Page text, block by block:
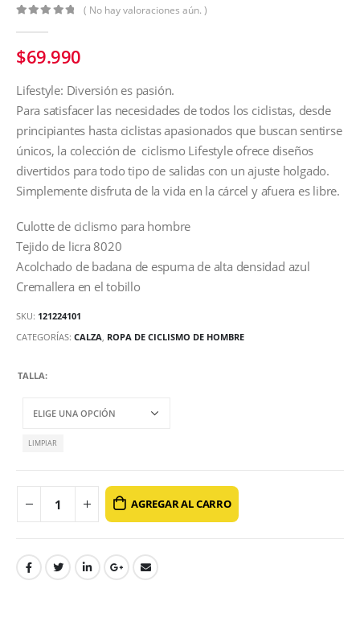
( No hay valoraciones aún. )
$69.990
Lifestyle: Diversión es pasión.
Para satisfacer las necesidades de todos los ciclistas, desde
principiantes hasta ciclistas apasionados que buscan sentirse
únicos, la colección de ciclismo Lifestyle ofrece diseños
divertidos para todo tipo de salidas con un ajuste holgado.
Simplemente disfruta de la vida en la cárcel y afuera es libre.
Culotte de ciclismo para hombre
Tejido de licra 8020
Acolchado de badana de espuma de alta densidad azul
Cremallera en el tobillo
SKU: 121224101
CATEGORÍAS: CALZA, ROPA DE CICLISMO DE HOMBRE
TALLA
LIMPIAR
AGREGAR AL CARRO